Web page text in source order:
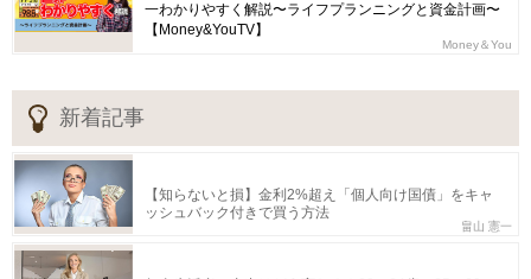
一わかりやすく解説〜ライフプランニングと資金計画〜
【Money&YouTV】
Money＆You
新着記事
【知らないと損】金利2%超え「個人向け国債」をキャ
ッシュバック付きで買う方法
畠山 憲一